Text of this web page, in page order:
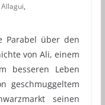
,
Parabel über den
von Ali, einem
besseren Leben
geschmuggeltem
seinen